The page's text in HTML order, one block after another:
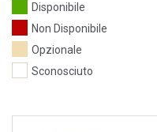
Disponibile
Non Disponibile
Opzionale
Sconosciuto